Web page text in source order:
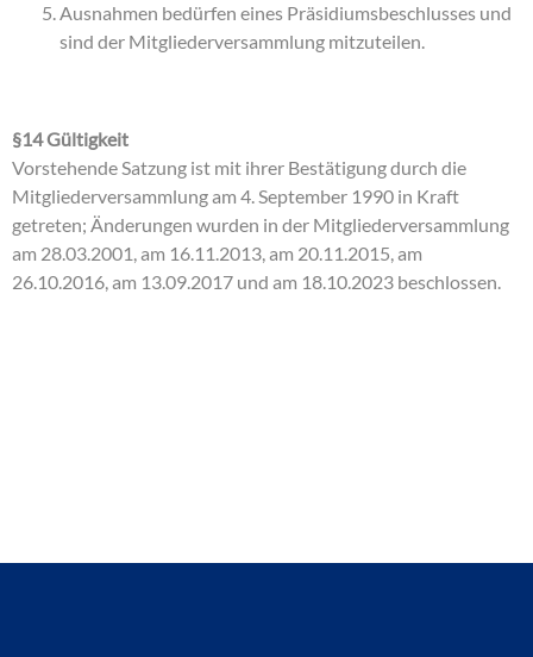
Ausnahmen bedürfen eines Präsidiumsbeschlusses und
sind der Mitgliederversammlung mitzuteilen.
§14 Gültigkeit
Vorstehende Satzung ist mit ihrer Bestätigung durch die
Mitgliederversammlung am 4. September 1990 in Kraft
getreten; Änderungen wurden in der Mitgliederversammlung
am 28.03.2001, am 16.11.2013, am 20.11.2015, am
26.10.2016, am 13.09.2017 und am 18.10.2023 beschlossen.